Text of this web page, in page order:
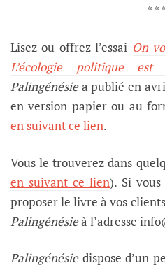
* * *
Lisez ou offrez l’essai On
L’écologie politique est
Palingénésiea publié en
en version papier ou au
en suivant ce lien.
Vous le trouverez dans
en suivant ce lien). Si
proposer le livre à vos
Palingénésieà l’adresse
Palingénésiedispose d’un